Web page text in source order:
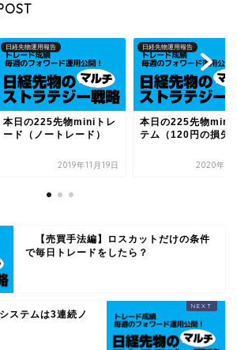
日経先物運用報告
本日の225先物miniトレ
ード（ノートレード）
2019年11月19日
日経先物運用報告
本日の225先物mini
テム（120円の損失
2020年6
【売買手法編】ロスカットだけの条件
で毎日トレードをしたら？
ステムは3連続ノ